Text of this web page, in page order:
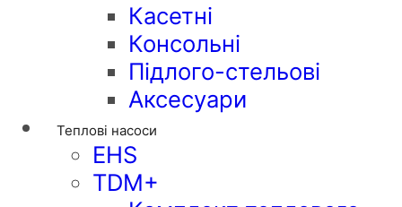
Касетні
Консольні
Підлого-стельові
Аксесуари
Теплові насоси
EHS
TDM+